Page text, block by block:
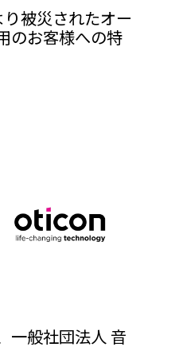
被災されたオー
のお客様への特
一般社団法人 音